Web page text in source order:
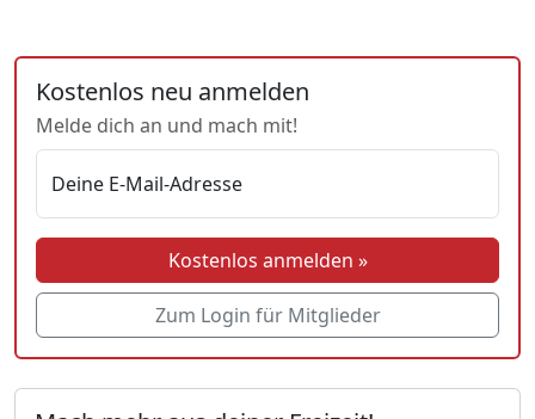
Kostenlos neu anmelden
Melde dich an und mach mit!
Deine E-Mail-Adresse
Kostenlos anmelden »
Zum Login für Mitglieder